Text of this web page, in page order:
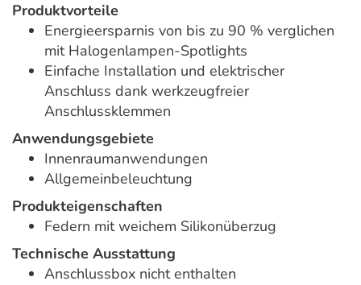
Produktvorteile
Energieersparnis von bis zu 90 % verglichen
mit Halogenlampen-Spotlights
Einfache Installation und elektrischer
Anschluss dank werkzeugfreier
Anschlussklemmen
Anwendungsgebiete
Innenraumanwendungen
Allgemeinbeleuchtung
Produkteigenschaften
Federn mit weichem Silikonüberzug
Technische Ausstattung
Anschlussbox nicht enthalten